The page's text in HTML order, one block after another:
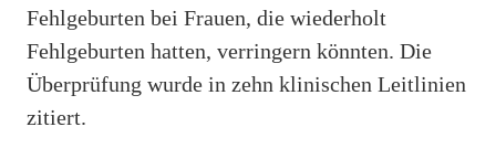
Fehlgeburten bei Frauen, die wiederholt
Fehlgeburten hatten, verringern könnten. Die
Überprüfung wurde in zehn klinischen Leitlinien
zitiert.